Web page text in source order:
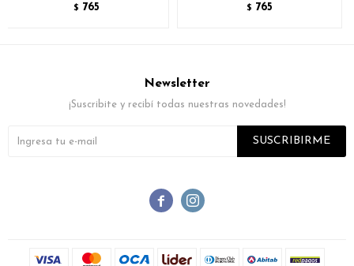
$ 765 $ 765
 
Newsletter
¡Suscribite y recibí todas nuestras novedades!
SUSCRIBIRME